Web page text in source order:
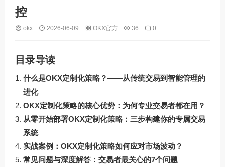
控
okx 2026-06-09 OKX官方 36 0
目录导读
什么是OKX定制化策略？——从传统交易到智能管理的
进化
OKX定制化策略的核心优势：为何专业交易者都在用？
从零开始部署OKX定制化策略：三步构建你的专属交易
系统
实战案例：OKX定制化策略如何应对市场波动？
常见问题与深度解答：交易者最关心的7个问题